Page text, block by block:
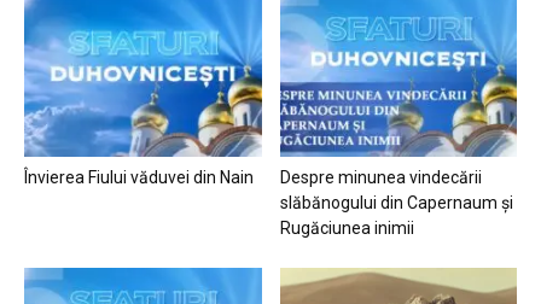
Învierea Fiului văduvei din Nain
Despre minunea vindecării
slăbănogului din Capernaum și
Rugăciunea inimii